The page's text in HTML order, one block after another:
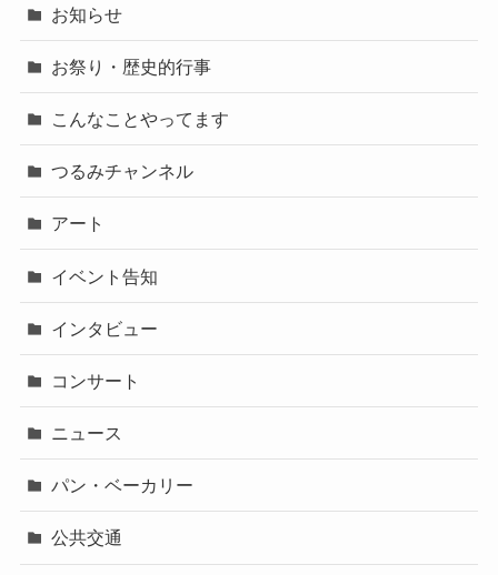
お知らせ
お祭り・歴史的行事
こんなことやってます
つるみチャンネル
アート
イベント告知
インタビュー
コンサート
ニュース
パン・ベーカリー
公共交通